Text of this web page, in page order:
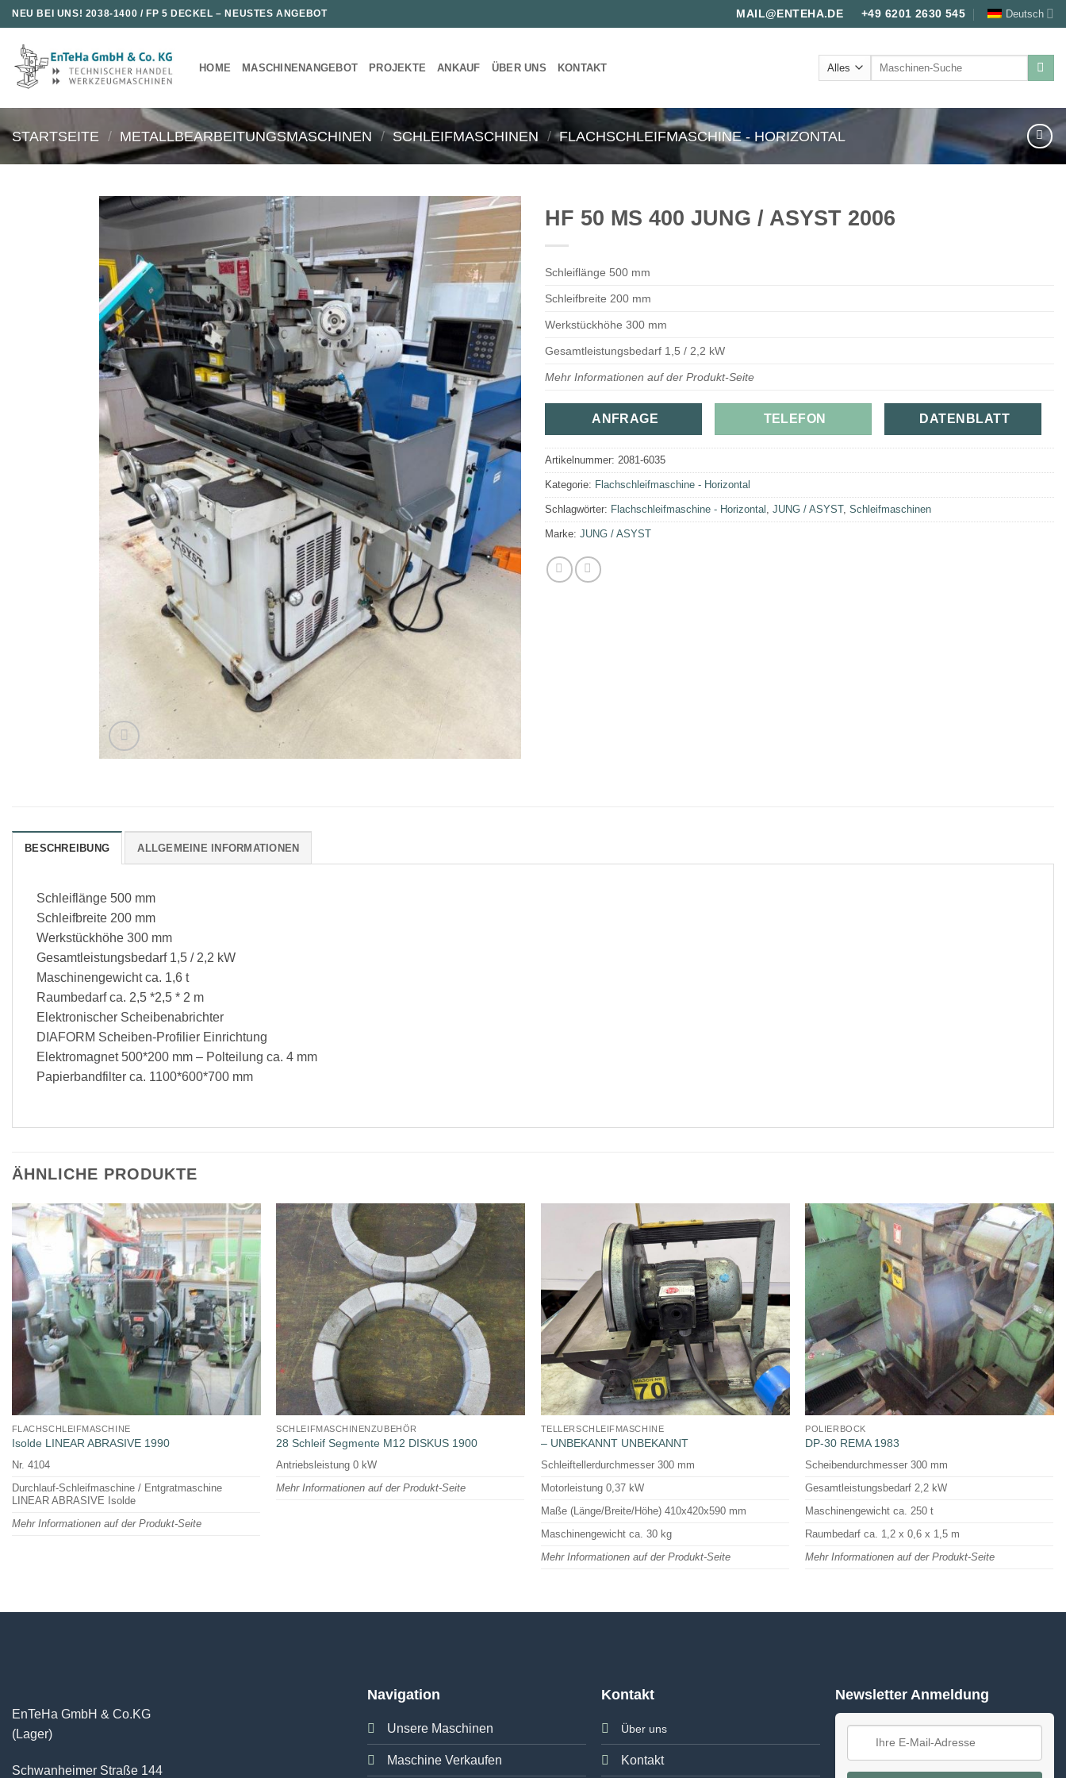
Zum
Inhalt
springen
NEU BEI UNS! 2038-1400 / FP 5 DECKEL – NEUSTES ANGEBOT MAIL@ENTEHA.DE +49 6201 2630 545 Deutsch
HOME MASCHINENANGEBOT PROJEKTE ANKAUF ÜBER UNS KONTAKT
Suche
STARTSEITE / METALLBEARBEITUNGSMASCHINEN / SCHLEIFMASCHINEN / FLACHSCHLEIFMASCHINE - HORIZONTAL
HF 50 MS 400 JUNG / ASYST 2006
Schleiflänge 500 mm
Schleifbreite 200 mm
Werkstückhöhe 300 mm
Gesamtleistungsbedarf 1,5 / 2,2 kW
Mehr Informationen auf der Produkt-Seite
ANFRAGE TELEFON DATENBLATT
Artikelnummer: 2081-6035
Kategorie: Flachschleifmaschine - Horizontal
Schlagwörter: Flachschleifmaschine - Horizontal JUNG / ASYST, Schleifmaschinen
Marke: JUNG / ASYST
BESCHREIBUNG ALLGEMEINE INFORMATIONEN
Schleiflänge 500 mm
Schleifbreite 200 mm
Werkstückhöhe 300 mm
Gesamtleistungsbedarf 1,5 / 2,2 kW
Maschinengewicht ca. 1,6 t
Raumbedarf ca. 2,5 *2,5 * 2 m
Elektronischer Scheibenabrichter
DIAFORM Scheiben-Profilier Einrichtung
Elektromagnet 500*200 mm – Polteilung ca. 4 mm
Papierbandfilter ca. 1100*600*700 mm
ÄHNLICHE PRODUKTE
FLACHSCHLEIFMASCHINE
Isolde LINEAR ABRASIVE 1990
Nr. 4104
Durchlauf-Schleifmaschine / Entgratmaschine
LINEAR ABRASIVE Isolde
Mehr Informationen auf der Produkt-Seite
SCHLEIFMASCHINENZUBEHÖR
28 Schleif Segmente M12 DISKUS 1900
Antriebsleistung 0 kW
Mehr Informationen auf der Produkt-Seite
TELLERSCHLEIFMASCHINE
– UNBEKANNT UNBEKANNT
Schleiftellerdurchmesser 300 mm
Motorleistung 0,37 kW
Maße (Länge/Breite/Höhe) 410x420x590 mm
Maschinengewicht ca. 30 kg
Mehr Informationen auf der Produkt-Seite
POLIERBOCK
DP-30 REMA 1983
Scheibendurchmesser 300 mm
Gesamtleistungsbedarf 2,2 kW
Maschinengewicht ca. 250 t
Raumbedarf ca. 1,2 x 0,6 x 1,5 m
Mehr Informationen auf der Produkt-Seite
EnTeHa GmbH & Co.KG
(Lager)
Schwanheimer Straße 144
Navigation
Unsere Maschinen
Maschine Verkaufen
Kontakt
Über uns
Kontakt
Newsletter Anmeldung